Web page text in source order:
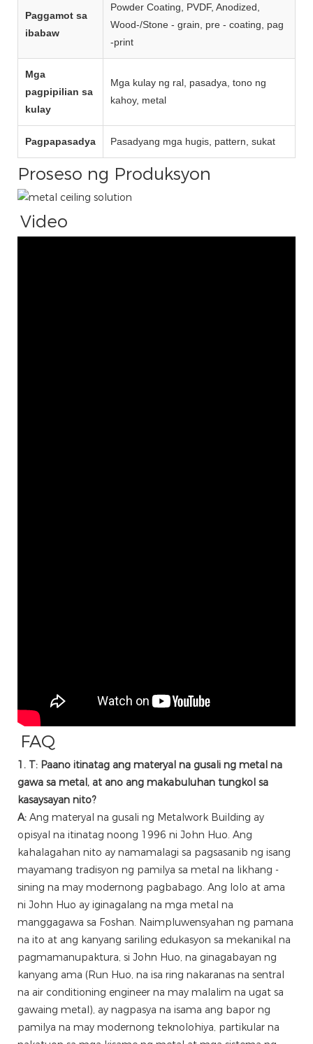
Paggamot sa
ibabaw
Powder Coating, PVDF, Anodized,
Wood‐/Stone - grain, pre - coating, pag
-print
Mga
pagpipilian sa
kulay
Mga kulay ng ral, pasadya, tono ng
kahoy, metal
Pagpapasadya Pasadyang mga hugis, pattern, sukat
Proseso ng Produksyon
Video
FAQ
1. T: Paano itinatag ang materyal na gusali ng metal na
gawa sa metal, at ano ang makabuluhan tungkol sa
kasaysayan nito?
A: Ang materyal na gusali ng Metalwork Building ay
opisyal na itinatag noong 1996 ni John Huo. Ang
kahalagahan nito ay namamalagi sa pagsasanib ng isang
mayamang tradisyon ng pamilya sa metal na likhang -
sining na may modernong pagbabago. Ang lolo at ama
ni John Huo ay iginagalang na mga metal na
manggagawa sa Foshan. Naimpluwensyahan ng pamana
na ito at ang kanyang sariling edukasyon sa mekanikal na
pagmamanupaktura, si John Huo, na ginagabayan ng
kanyang ama (Run Huo, na isa ring nakaranas na sentral
na air conditioning engineer na may malalim na ugat sa
gawaing metal), ay nagpasya na isama ang bapor ng
pamilya na may modernong teknolohiya, partikular na